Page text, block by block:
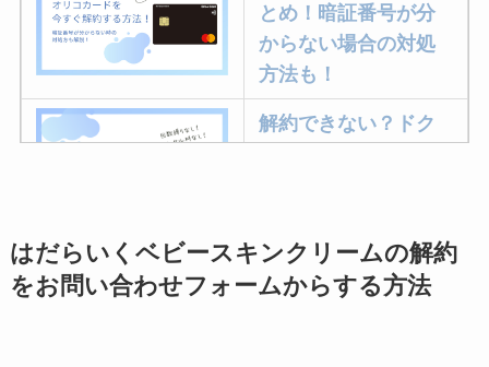
とめ！暗証番号が分
からない場合の対処
方法も！
解約できない？ドク
ミュゼプラチナムの
解約方法まとめ！契
はだらいくベビースキンクリームの解約
をお問い合わせフォームからする方法